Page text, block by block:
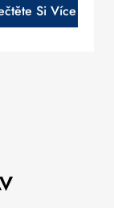
Si Více